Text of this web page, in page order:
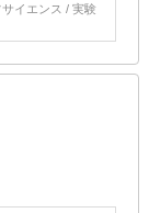
イエンス / 実験